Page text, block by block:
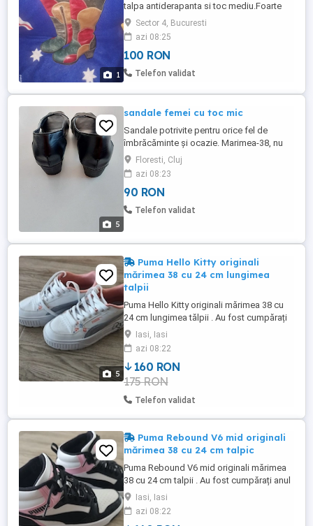
1
talpa antiderapanta si toc mediu.Foarte
comode ,atat pt.iarna,cat si pt
toamna.Marimea este 38.Sunt made
Portugalia.
Sector 4, Bucuresti
azi 08:25
100 RON
Telefon validat
5
sandale femei cu toc mic
Sandale potrivite pentru orice fel de
îmbrăcăminte și ocazie. Marimea-38, nu
trimit prin curierat.
Floresti, Cluj
azi 08:23
90 RON
Telefon validat
5
Puma Hello Kitty originali
mărimea 38 cu 24 cm lungimea
talpii
Puma Hello Kitty originali mărimea 38 cu
24 cm lungimea tălpii . Au fost cumpărați
din Italia anul trecut și au fost purtați o
singura data. Anul asta au rămas mici .
Iasi, Iasi
azi 08:22
160 RON
175 RON
Telefon validat
Puma Rebound V6 mid originali
mărimea 38 cu 24 cm talpic
Puma Rebound V6 mid originali mărimea
38 cu 24 cm talpii . Au fost cumpărați anul
trecut din Italia și purtați o singura dată.
Anul asta au rămas mici .
Iasi, Iasi
azi 08:22